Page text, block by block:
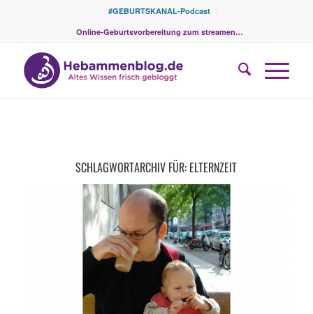
#GEBURTSKANAL-Podcast
Online-Geburtsvorbereitung zum streamen…
SCHLAGWORTARCHIV FÜR: ELTERNZEIT